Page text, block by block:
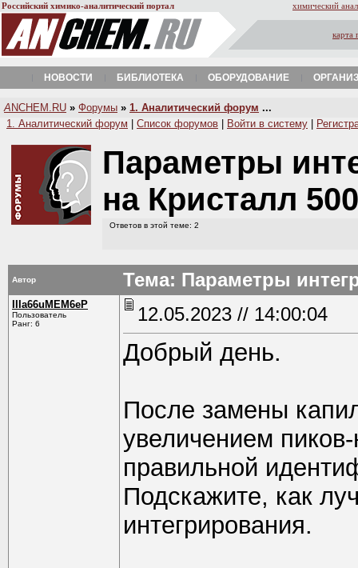
Российский химико-аналитический портал химический
карта
НОВОСТИ БИБЛИОТЕКА ОБОРУДОВАНИЕ
A NCHEM.RU » Форумы » 1. Аналитический форум ...
1. Аналитический форум
Список форумов Войти в систему
Параметры
на Кристалл
Ответов в этой теме: 2
Автор Тема: Параметры
IIIa66uMEM6eP
Пользователь
Ранг: 6
12.05.2023 // 14:00:04
Добрый день.
После замены
увеличением
правильной
Подскажите, как
интегрирования.